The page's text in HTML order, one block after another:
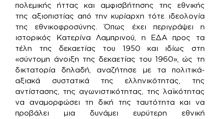
πολεμικής ήττας και αμφισβήτησης της εθνικής
της αξιοπιστίας από την κυρίαρχη τότε ιδεολογία
της εθνικοφροσύνης. Όπως έχει περιγράψει η
ιστορικός Κατερίνα Λαμπρινού, η ΕΔΑ προς τα
τέλη της δεκαετίας του 1950 και ιδίως στη
«σύντομη άνοιξη της δεκαετίας του 1960», ώς τη
δικτατορία δηλαδή, αναζήτησε με τα πολιτικά-
αξιακά συστατικά της ελληνικότητας, της
αντίστασης, της αγωνιστικότητας, της λαϊκότητας
να αναμορφώσει τη δική της ταυτότητα και να
προβάλει μια δυνάμει ευρύτερη εθνική